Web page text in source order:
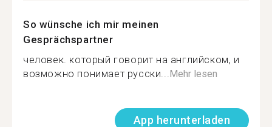
So wünsche ich mir meinen
Gesprächspartner
человек. который говорит на английском, и
возможно понимает русски...Mehr lesen
App herunterladen